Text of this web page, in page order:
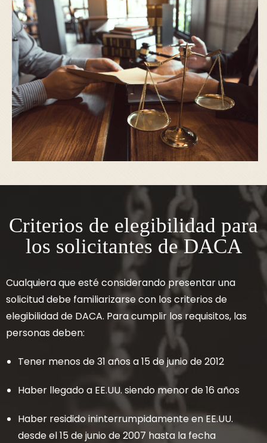
Criterios de elegibilidad para
los solicitantes de DACA
Cualquiera que esté considerando presentar una
solicitud debe familiarizarse con los criterios de
elegibilidad de DACA. Para cumplir los requisitos, las
personas deben:
Tener menos de 31 años a 15 de junio de 2012
Haber llegado a EE.UU. siendo menor de 16 años
Haber residido ininterrumpidamente en EE.UU.
desde el 15 de junio de 2007 hasta la fecha